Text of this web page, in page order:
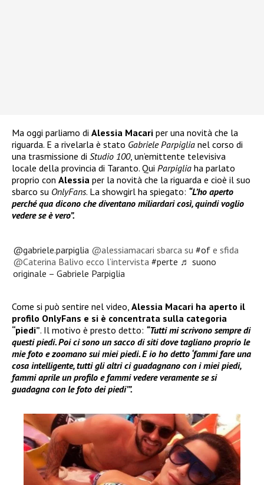
Ma oggi parliamo di Alessia Macari per una novità che la
riguarda. E a rivelarla è stato Gabriele Parpiglia nel corso di
una trasmissione di Studio 100, un’emittente televisiva
locale della provincia di Taranto. Qui Parpiglia ha parlato
proprio con Alessia per la novità che la riguarda e cioè il suo
sbarco su OnlyFans. La showgirl ha spiegato: “L’ho aperto
perché qua dicono che diventano miliardari così, quindi voglio
vedere se è vero”.
@gabriele.parpiglia @alessiamacari sbarca su#of e sfida
@Caterina Balivo ecco l’intervista#perte ♬ suono
originale – Gabriele Parpiglia
Come si può sentire nel video, Alessia Macari ha aperto il
profilo OnlyFans e si è concentrata sulla categoria
“piedi”. Il motivo è presto detto: “Tutti mi scrivono sempre di
questi piedi. Poi ci sono un sacco di siti dove tagliano proprio le
mie foto e zoomano sui miei piedi. E io ho detto ‘fammi fare una
cosa intelligente, tutti gli altri ci guadagnano con i miei piedi,
fammi aprile un profilo e fammi vedere veramente se si
guadagna con le foto dei piedi’”.